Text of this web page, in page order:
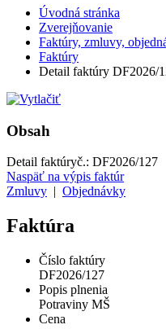
Úvodná stránka
Zverejňovanie
Faktúry, zmluvy,
Faktúry
Detail faktúry DF2026/
Obsah
Detail faktúryč.: DF2026/127
Naspäť na výpis faktúr
Zmluvy | Objednávky
Faktúra
Číslo faktúry
DF2026/127
Popis plnenia
Potraviny MŠ
Cena